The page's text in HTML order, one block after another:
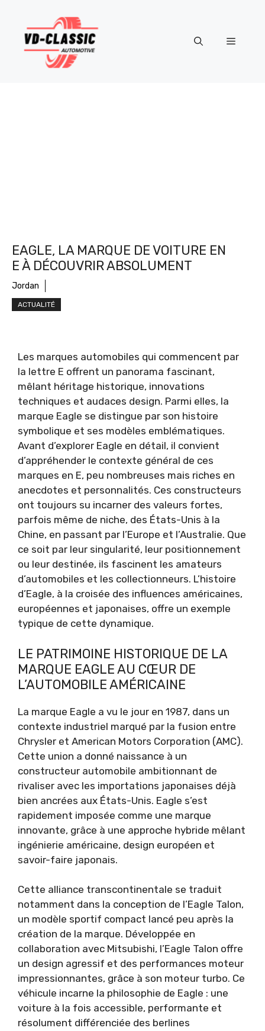
contenu
Menu
EAGLE, LA MARQUE DE VOITURE EN
E À DÉCOUVRIR ABSOLUMENT
Jordan
ACTUALITÉ
Les marques automobiles qui commencent par
la lettre E offrent un panorama fascinant,
mêlant héritage historique, innovations
techniques et audaces design. Parmi elles, la
marque Eagle se distingue par son histoire
symbolique et ses modèles emblématiques.
Avant d’explorer Eagle en détail, il convient
d’appréhender le contexte général de ces
marques en E, peu nombreuses mais riches en
anecdotes et personnalités. Ces constructeurs
ont toujours su incarner des valeurs fortes,
parfois même de niche, des États-Unis à la
Chine, en passant par l’Europe et l’Australie. Que
ce soit par leur singularité, leur positionnement
ou leur destinée, ils fascinent les amateurs
d’automobiles et les collectionneurs. L’histoire
d’Eagle, à la croisée des influences américaines,
européennes et japonaises, offre un exemple
typique de cette dynamique.
LE PATRIMOINE HISTORIQUE DE LA
MARQUE EAGLE AU CŒUR DE
L’AUTOMOBILE AMÉRICAINE
La marque Eagle a vu le jour en 1987, dans un
contexte industriel marqué par la fusion entre
Chrysler et American Motors Corporation (AMC).
Cette union a donné naissance à un
constructeur automobile ambitionnant de
rivaliser avec les importations japonaises déjà
bien ancrées aux États-Unis. Eagle s’est
rapidement imposée comme une marque
innovante, grâce à une approche hybride mêlant
ingénierie américaine, design européen et
savoir-faire japonais.
Cette alliance transcontinentale se traduit
notamment dans la conception de l’Eagle Talon,
un modèle sportif compact lancé peu après la
création de la marque. Développée en
collaboration avec Mitsubishi, l’Eagle Talon offre
un design agressif et des performances moteur
impressionnantes, grâce à son moteur turbo. Ce
véhicule incarne la philosophie de Eagle : une
voiture à la fois accessible, performante et
résolument différenciée des berlines